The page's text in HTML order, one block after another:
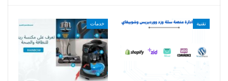
تقنية خدمات